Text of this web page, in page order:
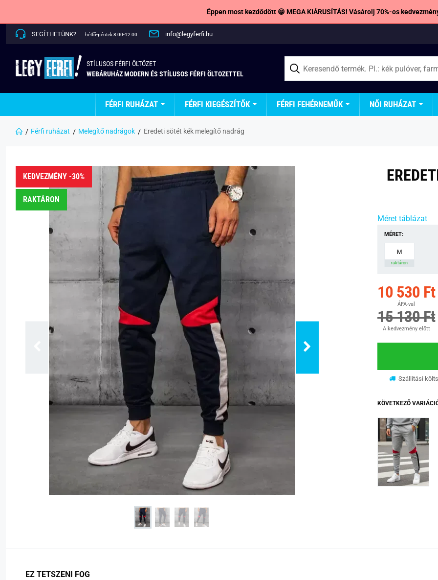
Éppen most kezdődött 😁 MEGA KIÁRUSÍTÁS! Vásárolj 70%-os
SEGÍTHETÜNK? hétfő-péntek 8:00-12:00 info@legyferfi.hu
STÍLUSOS FÉRFI ÖLTÖZET
WEBÁRUHÁZ MODERN ÉS STÍLUSOS FÉRFI ÖLTOZETTEL
FÉRFI RUHÁZAT FÉRFI KIEGÉSZÍTŐK FÉRFI FEHÉRNEMŰK NŐI RUHÁZAT
Férfi ruházat Melegítő nadrágok Eredeti sötét kék melegítő nadrág
KEDVEZMÉNY -30%
RAKTÁRON
Méret táblázat
MÉRET:
M
raktáron
10 530 Ft
ÁFA-val
15 130 Ft
A kedvezmény előtt
Szállítási
KÖVETKEZŐ
EZ TETSZENI FOG